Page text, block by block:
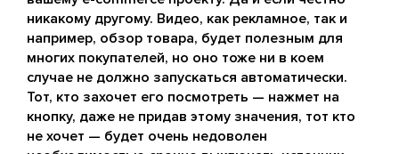
никакому другому. Видео, как рекламное, так и
например, обзор товара, будет полезным для
многих покупателей, но оно тоже ни в коем
случае не должно запускаться автоматически.
Тот, кто захочет его посмотреть — нажмет на
кнопку, даже не придав этому значения, тот кто
не хочет — будет очень недоволен